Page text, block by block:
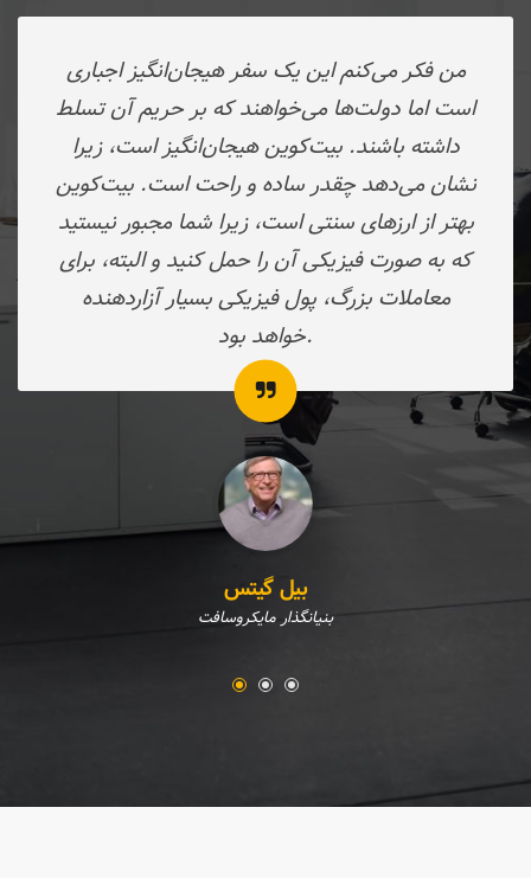
من فکر می‌کنم این یک سفر هیجان‌انگیز اجباری
است اما دولت‌ها می‌خواهند که بر حریم آن تسلط
داشته باشند. بیت‌کوین هیجان‌انگیز است، زیرا
نشان می‌دهد چقدر ساده و راحت است. بیت‌کوین
بهتر از ارز‌های سنتی است، زیرا شما مجبور نیستید
که به صورت فیزیکی آن را حمل کنید و البته، برای
معاملات بزرگ، پول فیزیکی بسیار آزاردهنده
خواهد بود.
بیل گیتس
بنیانگذار مایکروسافت